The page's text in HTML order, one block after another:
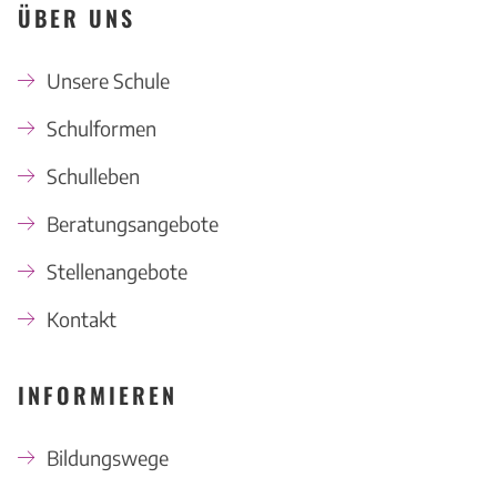
ÜBER UNS
Unsere Schule
Schulformen
Schulleben
Beratungsangebote
Stellenangebote
Kontakt
INFORMIEREN
Bildungswege